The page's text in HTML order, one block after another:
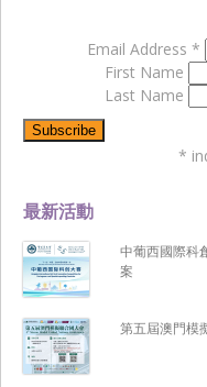
最新活動
中葡西國際科
案
第五屆澳門模
Email Address *
First Name
Last Name
*